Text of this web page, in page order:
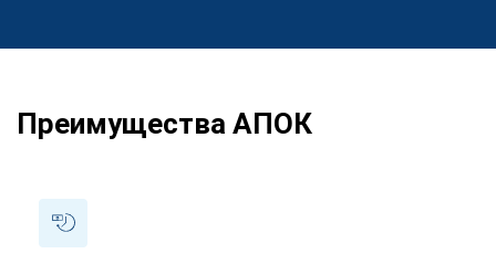
Преимущества АПОК